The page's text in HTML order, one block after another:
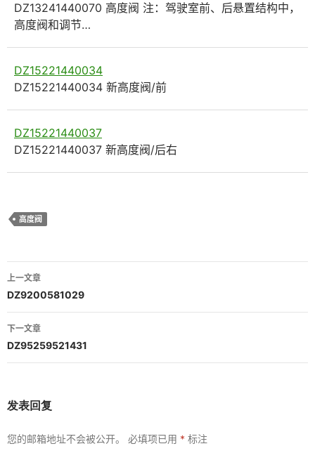
DZ13241440070 高度阀 注：驾驶室前、后悬置结构中，
高度阀和调节…
DZ15221440034
DZ15221440034 新高度阀/前
DZ15221440037
DZ15221440037 新高度阀/后右
高度阀
文
章
导
航
上一文章
DZ9200581029
下一文章
DZ95259521431
发表回复
您的邮箱地址不会被公开。 必填项已用 * 标注